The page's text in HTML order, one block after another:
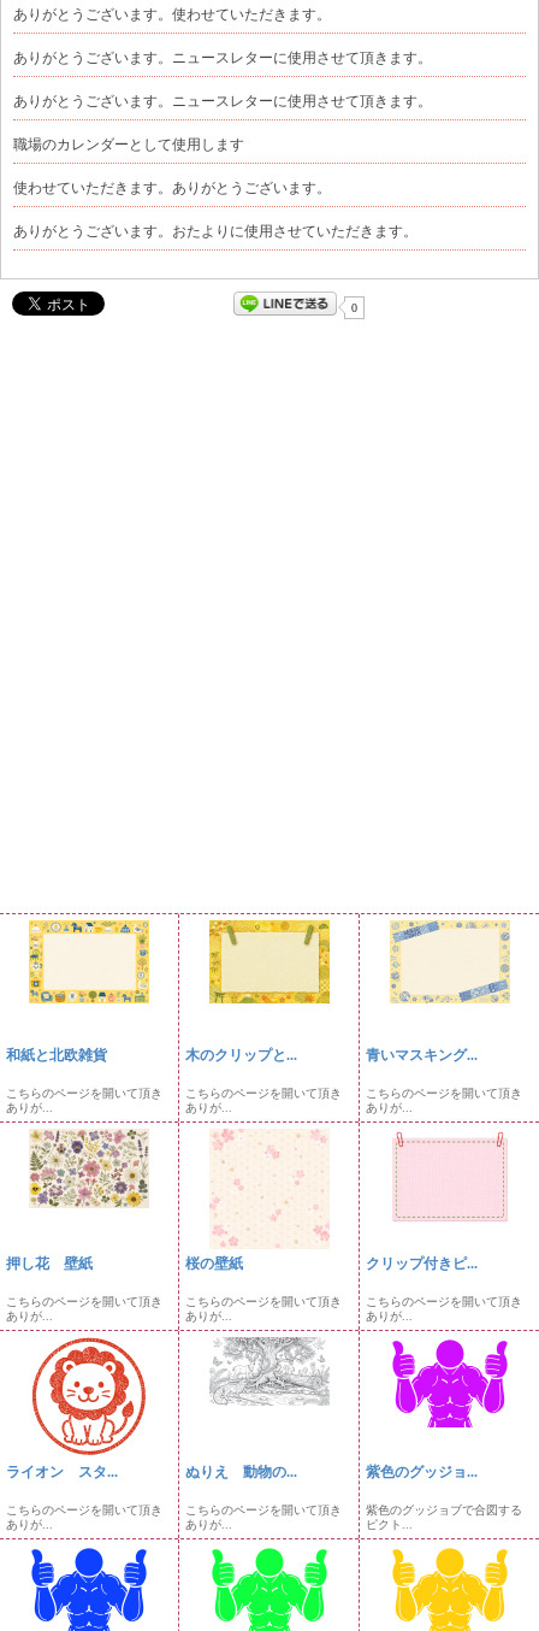
ありがとうございます。使わせていただきます。
ありがとうございます。ニュースレターに使用させて頂きます。
ありがとうございます。ニュースレターに使用させて頂きます。
職場のカレンダーとして使用します
使わせていただきます。ありがとうございます。
ありがとうございます。おたよりに使用させていただきます。
0
和紙と北欧雑貨
こちらのページを開いて頂き
ありが...
木のクリップと...
こちらのページを開いて頂き
ありが...
青いマスキング...
こちらのページを開いて頂き
ありが...
押し花 壁紙
こちらのページを開いて頂き
ありが...
桜の壁紙
こちらのページを開いて頂き
ありが...
クリップ付きピ...
こちらのページを開いて頂き
ありが...
ライオン スタ...
こちらのページを開いて頂き
ありが...
ぬりえ 動物の...
こちらのページを開いて頂き
ありが...
紫色のグッジョ...
紫色のグッジョブで合図する
ピクト...